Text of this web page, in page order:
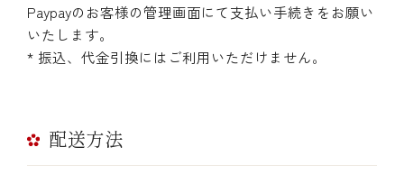
Paypayのお客様の管理画面にて支払い手続きをお願い
いたします。
* 振込、代金引換にはご利用いただけません。
配送方法